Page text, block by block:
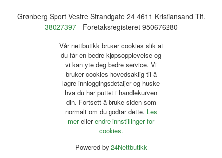
Grønberg Sport Vestre Strandgate 24 4611 Kristiansand Tlf.
38027397- Foretaksregisteret 950676280
Vår nettbutikk bruker cookies slik at
du får en bedre kjøpsopplevelse og
vi kan yte deg bedre service. Vi
bruker cookies hovedsaklig til å
lagre innloggingsdetaljer og huske
hva du har puttet i handlekurven
din. Fortsett å bruke siden som
normalt om du godtar dette. Les
merellerendre innstillinger for
cookies.
Powered by 24Nettbutikk